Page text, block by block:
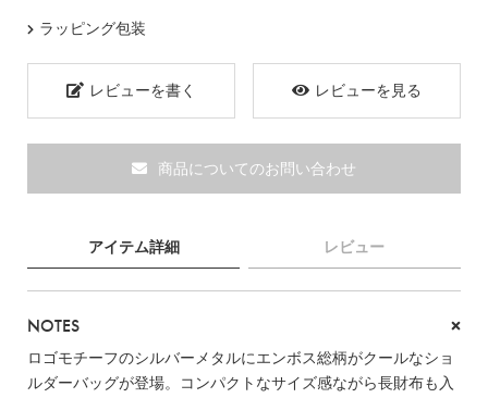
ラッピング包装
レビューを書く レビューを見る
商品についてのお問い合わせ
アイテム詳細 レビュー
NOTES
ロゴモチーフのシルバーメタルにエンボス総柄がクールなショ
ルダーバッグが登場。コンパクトなサイズ感ながら長財布も入